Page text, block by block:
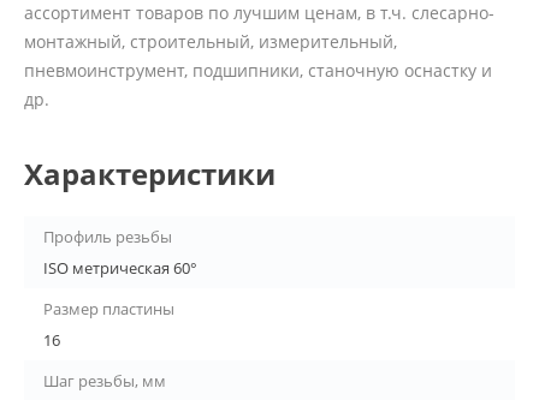
ассортимент товаров по лучшим ценам, в т.ч. слесарно-
монтажный, строительный, измерительный,
пневмоинструмент, подшипники, станочную оснастку и
др.
Характеристики
Профиль резьбы
ISO метрическая 60°
Размер пластины
16
Шаг резьбы, мм